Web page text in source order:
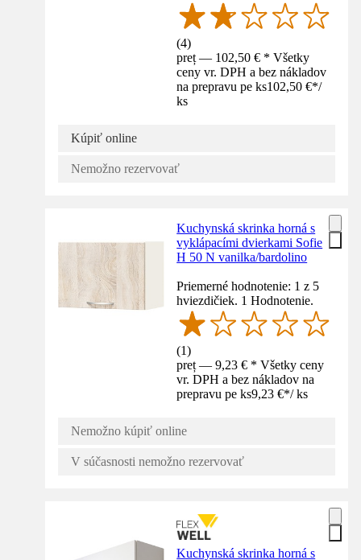
(4)
preț — 102,50 € * Všetky
ceny vr. DPH a bez nákladov
na prepravu pe ks102,50 €*/
ks
Kúpiť online
Nemožno rezervovať
Kuchynská skrinka horná s
vyklápacími dvierkami Sofie
H 50 N vanilka/bardolino
Priemerné hodnotenie: 1 z 5
hviezdičiek. 1 Hodnotenie.
(1)
preț — 9,23 € * Všetky ceny
vr. DPH a bez nákladov na
prepravu pe ks9,23 €*/ ks
Nemožno kúpiť online
V súčasnosti nemožno rezervovať
Kuchynská skrinka horná s